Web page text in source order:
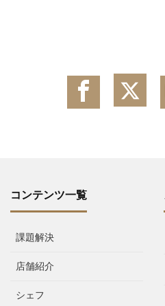
コンテンツ一覧
課題解決
店舗紹介
シェフ